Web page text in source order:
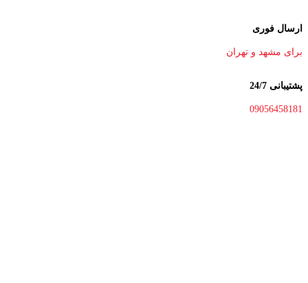
ارسال فوری
برای مشهد و تهران
پشتیبانی 24/7
09056458181